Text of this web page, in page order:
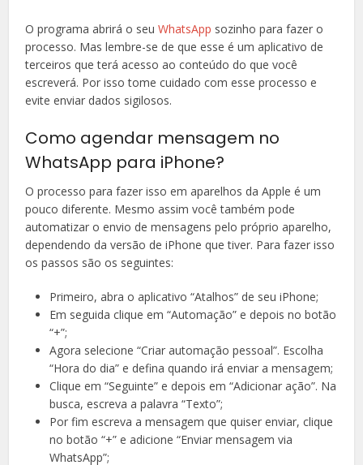
O programa abrirá o seuWhatsApp sozinho para fazer o
processo. Mas lembre-se de que esse é um aplicativo de
terceiros que terá acesso ao conteúdo do que você
escreverá. Por isso tome cuidado com esse processo e
evite enviar dados sigilosos.
Como agendar mensagem no
WhatsApp para iPhone?
O processo para fazer isso em aparelhos da Apple é um
pouco diferente. Mesmo assim você também pode
automatizar o envio de mensagens pelo próprio aparelho,
dependendo da versão de iPhone que tiver. Para fazer isso
os passos são os seguintes:
Primeiro, abra o aplicativo “Atalhos” de seu iPhone;
Em seguida clique em “Automação” e depois no botão
“+”;
Agora selecione “Criar automação pessoal”. Escolha
“Hora do dia” e defina quando irá enviar a mensagem;
Clique em “Seguinte” e depois em “Adicionar ação”. Na
busca, escreva a palavra “Texto”;
Por fim escreva a mensagem que quiser enviar, clique
no botão “+” e adicione “Enviar mensagem via
WhatsApp”;